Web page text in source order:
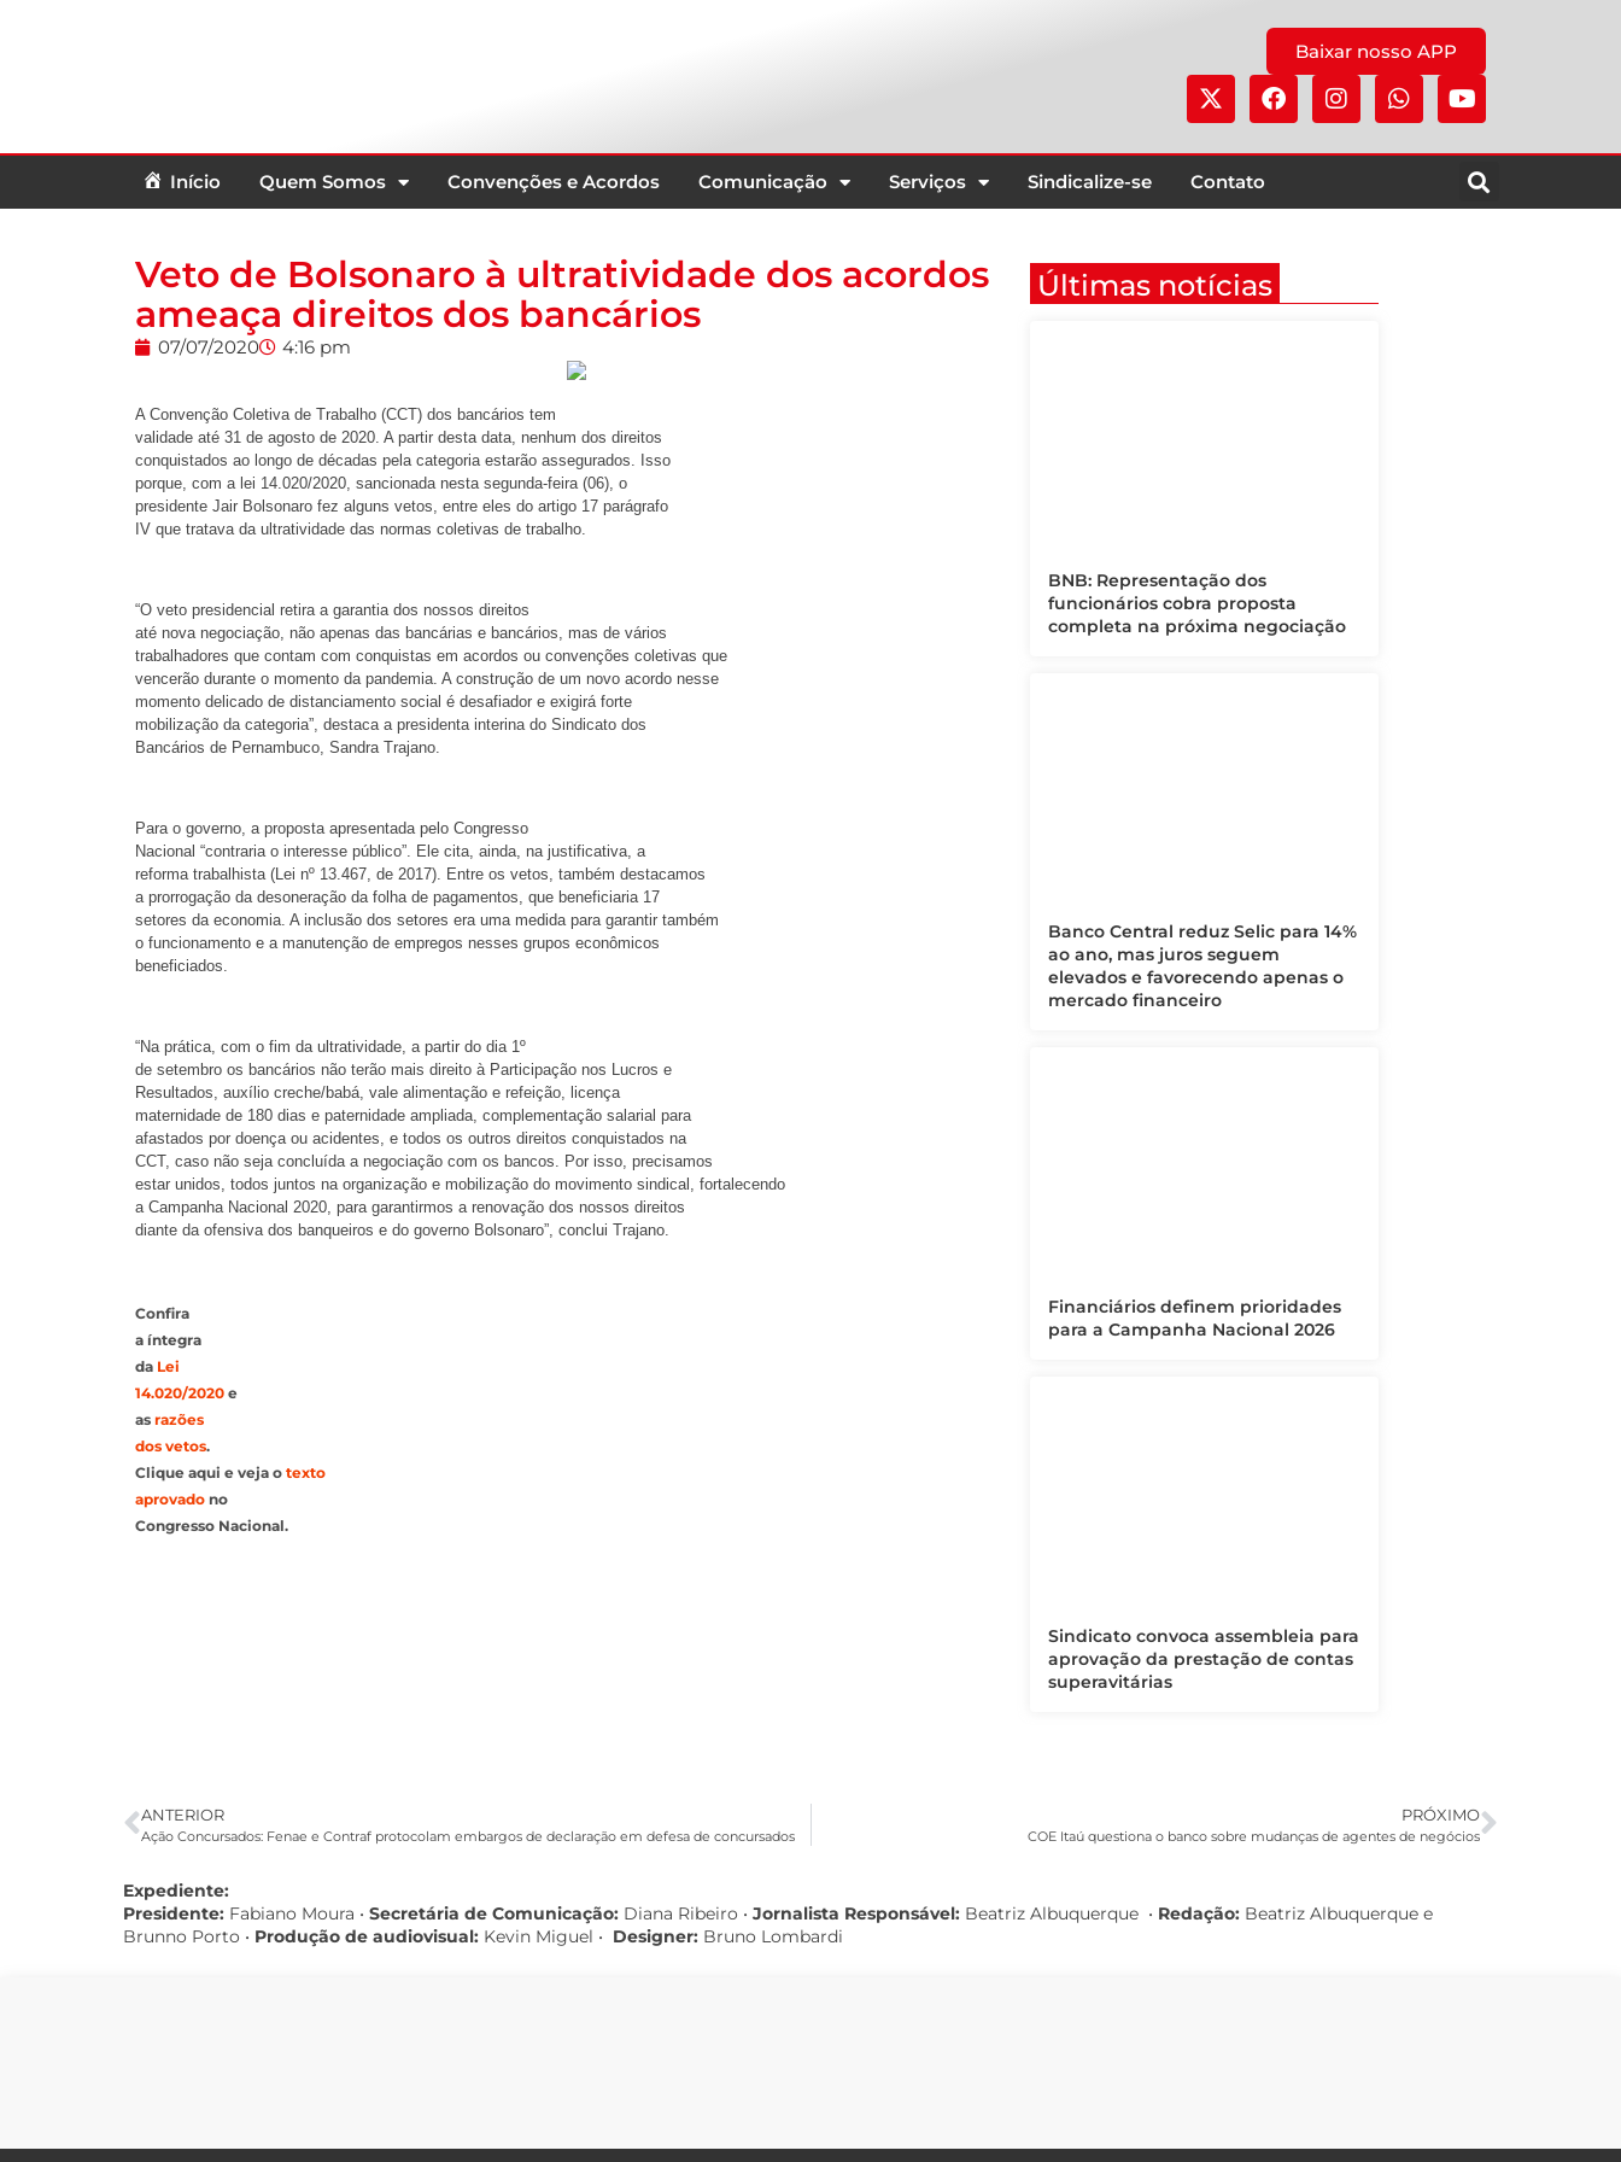
Baixar nosso APP
Início Quem Somos Convenções e Acordos Comunicação Serviços Sindicalize-se Contato
Veto de Bolsonaro à ultratividade dos acordos
ameaça direitos dos bancários
07/07/2020 4:16 pm
A Convenção Coletiva de Trabalho (CCT) dos bancários tem
validade até 31 de agosto de 2020. A partir desta data, nenhum dos direitos
conquistados ao longo de décadas pela categoria estarão assegurados. Isso
porque, com a lei 14.020/2020, sancionada nesta segunda-feira (06), o
presidente Jair Bolsonaro fez alguns vetos, entre eles do artigo 17 parágrafo
IV que tratava da ultratividade das normas coletivas de trabalho.
“O veto presidencial retira a garantia dos nossos direitos
até nova negociação, não apenas das bancárias e bancários, mas de vários
trabalhadores que contam com conquistas em acordos ou convenções coletivas que
vencerão durante o momento da pandemia. A construção de um novo acordo nesse
momento delicado de distanciamento social é desafiador e exigirá forte
mobilização da categoria”, destaca a presidenta interina do Sindicato dos
Bancários de Pernambuco, Sandra Trajano.
Para o governo, a proposta apresentada pelo Congresso
Nacional “contraria o interesse público”. Ele cita, ainda, na justificativa, a
reforma trabalhista (Lei nº 13.467, de 2017). Entre os vetos, também destacamos
a prorrogação da desoneração da folha de pagamentos, que beneficiaria 17
setores da economia. A inclusão dos setores era uma medida para garantir também
o funcionamento e a manutenção de empregos nesses grupos econômicos
beneficiados.
“Na prática, com o fim da ultratividade, a partir do dia 1º
de setembro os bancários não terão mais direito à Participação nos Lucros e
Resultados, auxílio creche/babá, vale alimentação e refeição, licença
maternidade de 180 dias e paternidade ampliada, complementação salarial para
afastados por doença ou acidentes, e todos os outros direitos conquistados na
CCT, caso não seja concluída a negociação com os bancos. Por isso, precisamos
estar unidos, todos juntos na organização e mobilização do movimento sindical, fortalecendo
a Campanha Nacional 2020, para garantirmos a renovação dos nossos direitos
diante da ofensiva dos banqueiros e do governo Bolsonaro”, conclui Trajano.
Confira
a íntegra
da Lei
14.020/2020 e
as razões
dos vetos.
Clique aqui e veja o texto
aprovado no
Congresso Nacional.
Últimas notícias
BNB: Representação dos
funcionários cobra proposta
completa na próxima negociação
Banco Central reduz Selic para 14%
ao ano, mas juros seguem
elevados e favorecendo apenas o
mercado financeiro
Financiários definem prioridades
para a Campanha Nacional 2026
Sindicato convoca assembleia para
aprovação da prestação de contas
superavitárias
ANTERIOR
Ação Concursados: Fenae e Contraf protocolam embargos de declaração em defesa de concursados
PRÓXIMO
COE Itaú questiona o banco sobre mudanças de agentes de negócios
Expediente:
Presidente: Fabiano Moura • Secretária de Comunicação: Diana Ribeiro • Jornalista Responsável: Beatriz Albuquerque • Redação: Beatriz Albuquerque e
Brunno Porto • Produção de audiovisual: Kevin Miguel • Designer: Bruno Lombardi